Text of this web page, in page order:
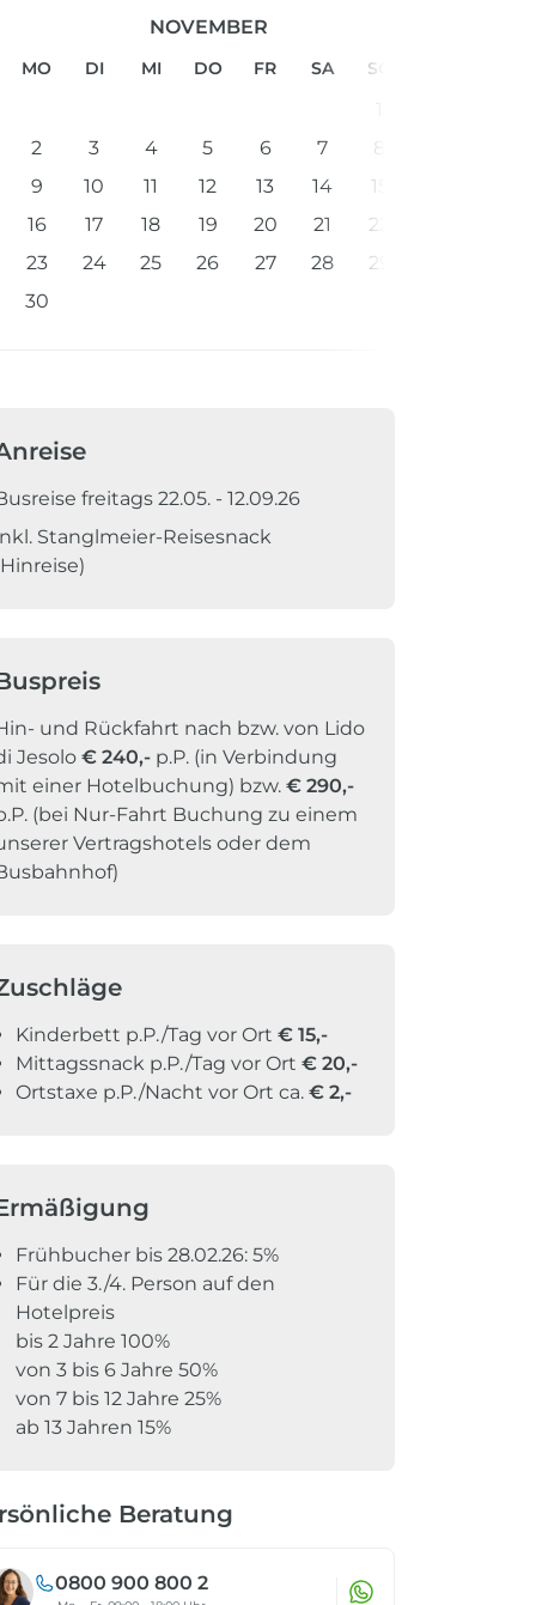
NOVEMBER
MO DI MI DO FR SA SO
2
3 4 5 6 7
8
9
10 11 12 13 14
15
16
17 18 19 20 21
22
23
24 25 26 27 28
29
30
freitags 22.05. - 12.09.26
Stanglmeier-Reisesnack
und Rückfahrt nach bzw. von Lido
Jesolo€ 240,- p.P. (in Verbindung
einer Hotelbuchung) bzw.€ 290,-
(bei Nur-Fahrt Buchung zu einem
Vertragshotels oder dem
Kinderbett p.P./Tag vor Ort€ 15,-
Mittagssnack p.P./Tag vor Ort€ 20,-
Ortstaxe p.P./Nacht vor Ort ca.€ 2,-
Frühbucher bis 28.02.26: 5%
Für die 3./4. Person auf den
Hotelpreis
bis 2 Jahre 100%
von 3 bis 6 Jahre 50%
von 7 bis 12 Jahre 25%
ab 13 Jahren 15%
Beratung
0800 900 800 2